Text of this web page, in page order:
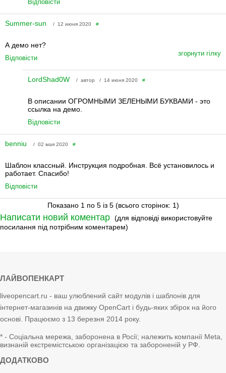
Відповісти
Summer-sun / 12 июня 2020 #
А демо нет?
Відповісти
згорнути гілку
LordShad0W / автор / 14 июня 2020 #
В описании ОГРОМНЫМИ ЗЕЛЕНЫМИ БУКВАМИ - это
ссылка на демо.
Відповісти
benniu / 02 мая 2020 #
Шаблон классный. Инструкция подробная. Всё установилось и
работает. Спасибо!
Відповісти
Показано 1 по 5 із 5 (всього сторінок: 1)
Написати новий коментар (для відповіді використовуйте
посилання під потрібним коментарем)
ЛАЙВОПЕНКАРТ
liveopencart.ru - ваш улюблений сайт модулів і шаблонів для
інтернет-магазинів на движку OpenCart і будь-яких збірок на його
основі. Працюємо з 13 березня 2014 року.
* - Соціальна мережа, заборонена в Росії; належить компанії Meta,
визнаній екстремістською організацією та забороненій у РФ.
ДОДАТКОВО